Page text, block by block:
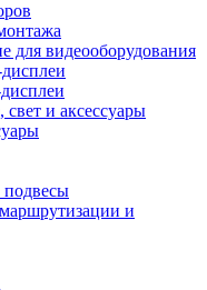
для видеооборудования
и аксессуары
и